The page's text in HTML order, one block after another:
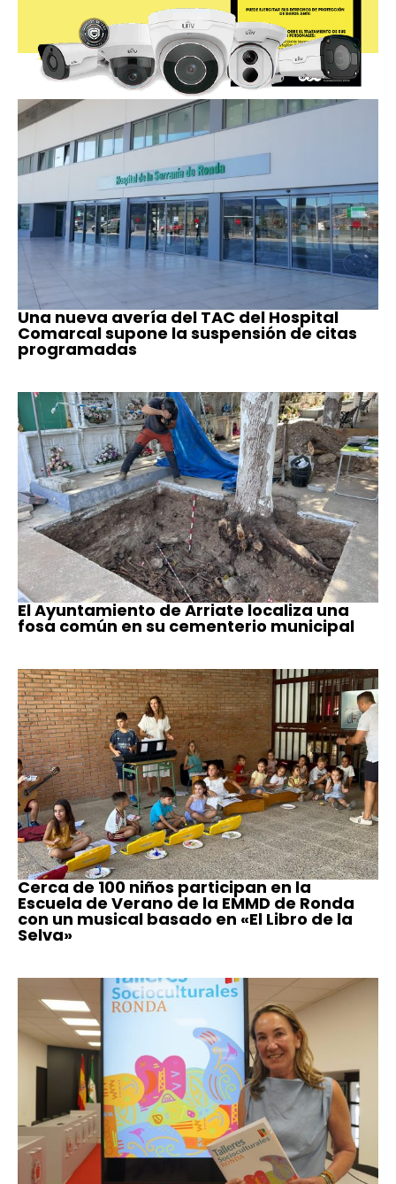
Una nueva avería del TAC del Hospital
Comarcal supone la suspensión de citas
programadas
El Ayuntamiento de Arriate localiza una
fosa común en su cementerio municipal
Cerca de 100 niños participan en la
Escuela de Verano de la EMMD de Ronda
con un musical basado en «El Libro de la
Selva»